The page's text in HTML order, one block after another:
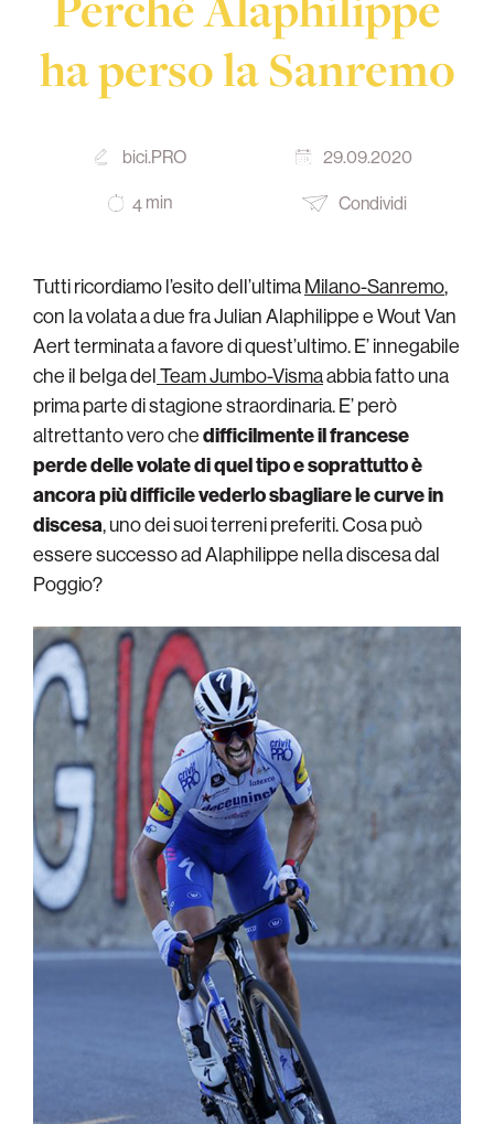
ha perso la Sanremo
bici.PRO 29.09.2020
4 min Condividi
Tutti ricordiamo l’esito dell’ultimaMilano-Sanremo,
con la volata a due fra Julian Alaphilippe e Wout Van
Aert terminata a favore di quest’ultimo. E’ innegabile
che il belga delTeam Jumbo-Vismaabbia fatto una
prima parte di stagione straordinaria. E’ però
altrettanto vero chedifficilmente il francese
perde delle volate di quel tipo e soprattutto è
ancora più difficile vederlo sbagliare le curve in
discesa, uno dei suoi terreni preferiti. Cosa può
essere successo ad Alaphilippe nella discesa dal
Poggio?